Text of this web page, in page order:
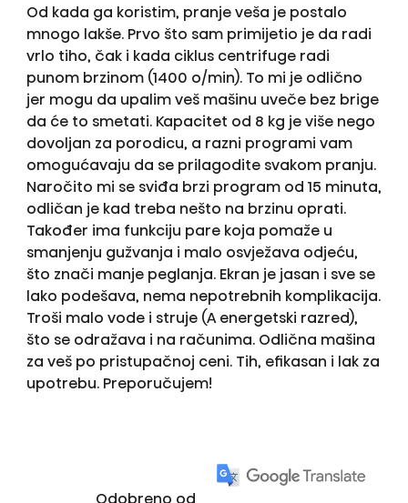
Od kada ga koristim, pranje veša je postalo
mnogo lakše. Prvo što sam primijetio je da radi
vrlo tiho, čak i kada ciklus centrifuge radi
punom brzinom (1400 o/min). To mi je odlično
jer mogu da upalim veš mašinu uveče bez brige
da će to smetati. Kapacitet od 8 kg je više nego
dovoljan za porodicu, a razni programi vam
omogućavaju da se prilagodite svakom pranju.
Naročito mi se sviđa brzi program od 15 minuta,
odličan je kad treba nešto na brzinu oprati.
Također ima funkciju pare koja pomaže u
smanjenju gužvanja i malo osvježava odjeću,
što znači manje peglanja. Ekran je jasan i sve se
lako podešava, nema nepotrebnih komplikacija.
Troši malo vode i struje (A energetski razred),
što se odražava i na računima. Odlična mašina
za veš po pristupačnoj ceni. Tih, efikasan i lak za
upotrebu. Preporučujem!